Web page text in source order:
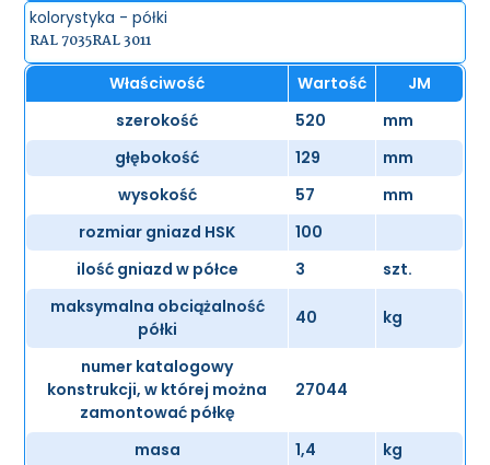
kolorystyka - półki
RAL 7035RAL 3011
Właściwość Wartość
JM
szerokość
520
mm
głębokość
129
mm
wysokość
57
mm
rozmiar gniazd HSK
100
ilość gniazd w półce
3
szt.
maksymalna obciążalność
półki
40 kg
numer katalogowy
konstrukcji, w której można
zamontować półkę
27044
masa 1,4
kg